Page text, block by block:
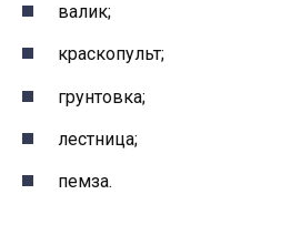
валик;
краскопульт;
грунтовка;
лестница;
пемза.